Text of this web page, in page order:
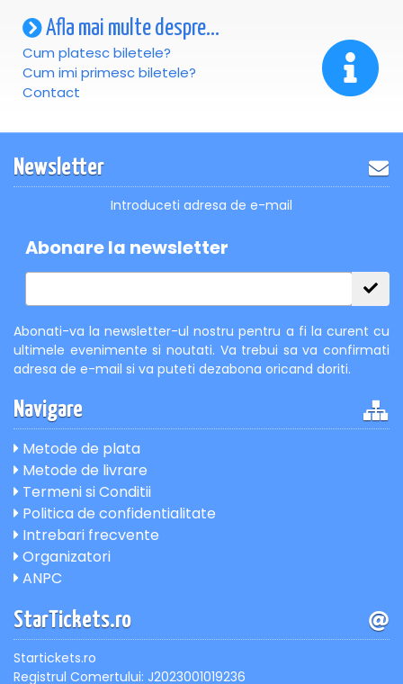
Afla mai multe despre...
Cum platesc biletele?
Cum imi primesc biletele?
Contact
Newsletter
Introduceti adresa de e-mail
Abonare la newsletter
Abonati-va la newsletter-ul nostru pentru a fi la curent cu
ultimele evenimente si noutati. Va trebui sa va confirmati
adresa de e-mail si va puteti dezabona oricand doriti.
Navigare
Metode de plata
Metode de livrare
Termeni si Conditii
Politica de confidentialitate
Intrebari frecvente
Organizatori
ANPC
StarTickets.ro
Startickets.ro
Registrul Comertului: J2023001019236